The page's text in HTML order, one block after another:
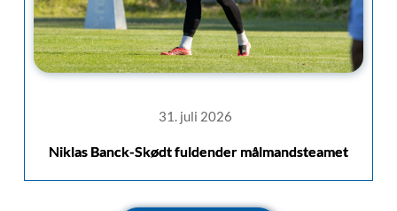
31. juli 2026
Niklas Banck-Skødt fuldender målmandsteamet